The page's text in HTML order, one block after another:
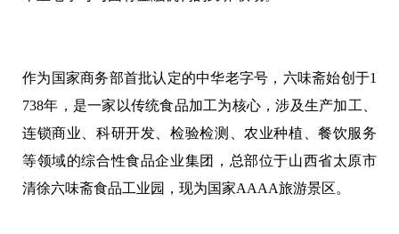
作为国家商务部首批认定的中华老字号，六味斋始创于1
738年，是一家以传统食品加工为核心，涉及生产加工、
连锁商业、科研开发、检验检测、农业种植、餐饮服务
等领域的综合性食品企业集团，总部位于山西省太原市
清徐六味斋食品工业园，现为国家AAAA旅游景区。